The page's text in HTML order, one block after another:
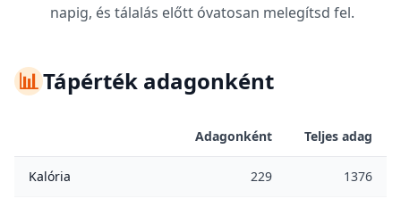
napig, és tálalás előtt óvatosan melegítsd fel.
📊Tápérték adagonként
Adagonként Teljes adag
Kalória 229 1376